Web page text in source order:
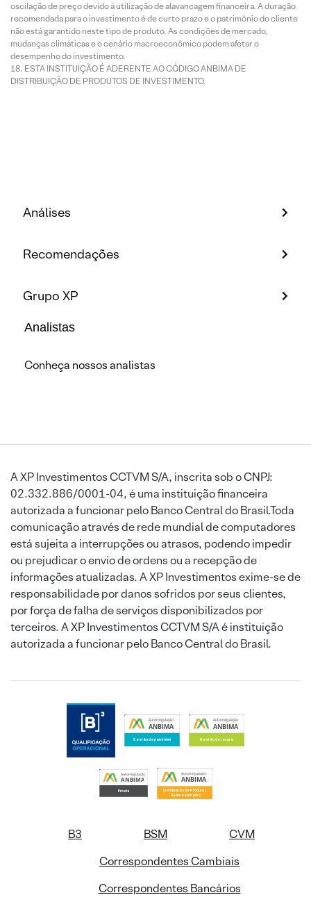
oscilação de preço devido à utilização de alavancagem financeira. A duração
recomendada para o investimento é de curto prazo e o patrimônio do cliente
não está garantido neste tipo de produto. As condições de mercado,
mudanças climáticas e o cenário macroeconômico podem afetar o
desempenho do investimento.
ESTA INSTITUIÇÃO É ADERENTE AO CÓDIGO ANBIMA DE
DISTRIBUIÇÃO DE PRODUTOS DE INVESTIMENTO.
Análises
Recomendações
Grupo XP
Analistas
Conheça nossos analistas
A XP Investimentos CCTVM S/A, inscrita sob o CNPJ:
02.332.886/0001-04, é uma instituição financeira
autorizada a funcionar pelo Banco Central do Brasil.Toda
comunicação através de rede mundial de computadores
está sujeita a interrupções ou atrasos, podendo impedir
ou prejudicar o envio de ordens ou a recepção de
informações atualizadas. A XP Investimentos exime-se de
responsabilidade por danos sofridos por seus clientes,
por força de falha de serviços disponibilizados por
terceiros. A XP Investimentos CCTVM S/A é instituição
autorizada a funcionar pelo Banco Central do Brasil.
B3 BSM
CVM
Correspondentes Cambiais
Correspondentes Bancários